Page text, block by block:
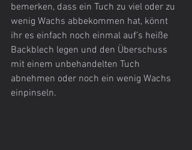
bemerken, dass ein Tuch zu viel oder zu
wenig Wachs abbekommen hat, könnt
ihr es einfach noch einmal auf’s heiße
Backblech legen und den Überschuss
mit einem unbehandelten Tuch
abnehmen oder noch ein wenig Wachs
einpinseln.